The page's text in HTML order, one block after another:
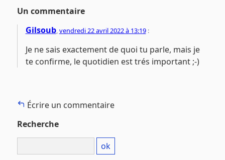
Un commentaire
Gilsoub,vendredi 22 avril 2022 à 13:19:
Je ne sais exactement de quoi tu parle, mais je
te confirme, le quotidien est trés important ;-)
Écrire un commentaire
Recherche